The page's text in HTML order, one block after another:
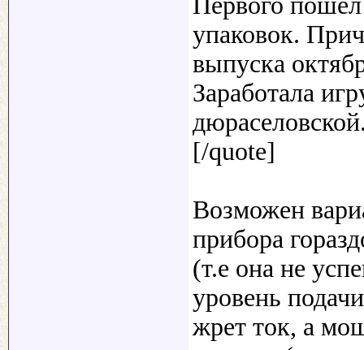
упаковок.
выпуска
Заработала
[/quote]
Возможен
прибора
(т.е она не
уровень
жрет ток, а